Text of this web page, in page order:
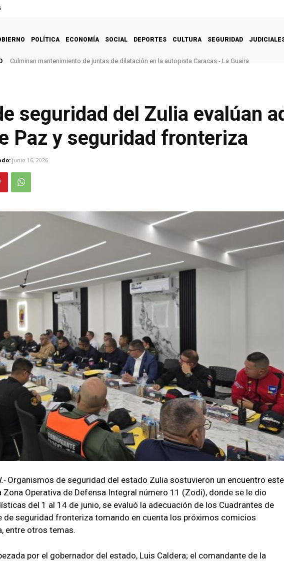
POLÍTICA ECONOMÍA SOCIAL DEPORTES CULTURA SEGURIDAD
Culminan mantenimiento de juntas de dilatación en la autopista Caracas - La Guaira
seguridad del Zulia evalúan
Paz y seguridad fronteriza
junio 16, 2026
Organismos de seguridad del estado Zulia sostuvieron un encuentro este
Operativa de Defensa Integral número 11 (Zodi), donde se le dio
del 1 al 14 de junio, se evaluó la adecuación de los Cuadrantes de
de seguridad fronteriza tomando en cuenta los próximos comicios
entre otros temas.
por el gobernador del estado, Luis Caldera; el comandante de la